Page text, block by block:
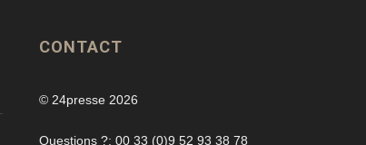
CONTACT
© 24presse 2026
Questions ?: 00 33 (0)9 52 93 38 78